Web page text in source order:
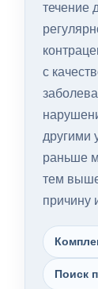
течение
с
другими
раньше
тем
причину
Поиск